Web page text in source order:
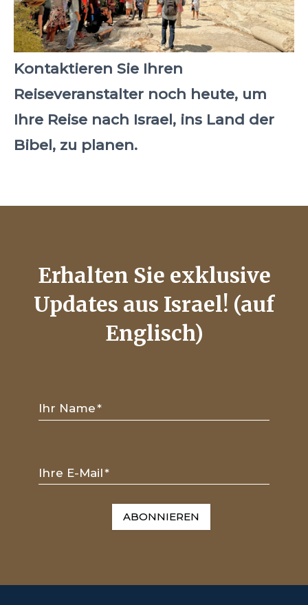
Kontaktieren Sie Ihren
Reiseveranstalter noch heute, um
Ihre Reise nach Israel, ins Land der
Bibel, zu planen.
Erhalten Sie exklusive
Updates aus Israel! (auf
Englisch)
Ihr Name*
Ihre E-Mail*
ABONNIEREN